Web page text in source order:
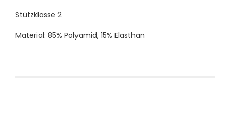
Stützklasse 2
Material: 85% Polyamid, 15% Elasthan